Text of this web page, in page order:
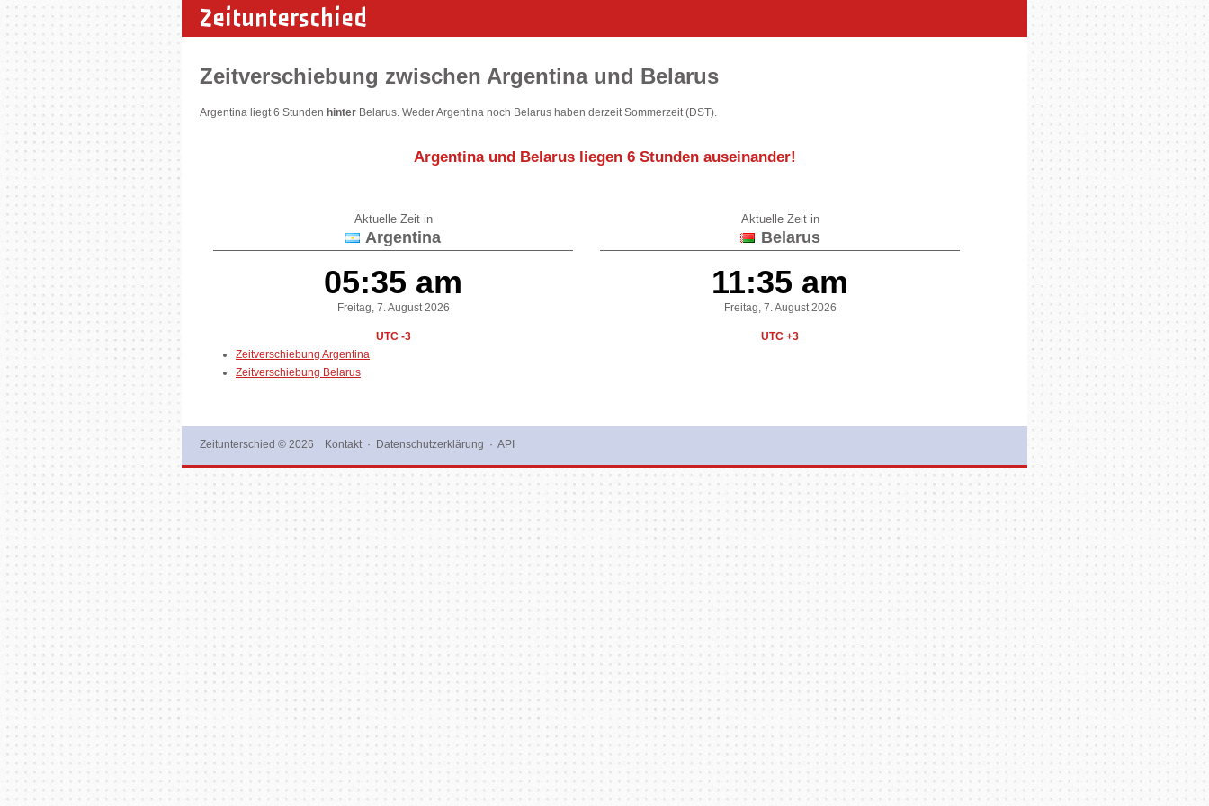
Zeitunterschied
Zeitverschiebung zwischen Argentina und Belarus
Argentina liegt 6 Stunden hinter Belarus. Weder Argentina noch Belarus haben derzeit Sommerzeit (DST).
Argentina und Belarus liegen 6 Stunden auseinander!
Aktuelle Zeit in
Argentina
05:35 am
Freitag, 7. August 2026
UTC -3
Aktuelle Zeit in
Belarus
11:35 am
Freitag, 7. August 2026
UTC +3
Zeitverschiebung Argentina
Zeitverschiebung Belarus
Zeitunterschied © 2026 Kontakt· Datenschutzerklärung · API